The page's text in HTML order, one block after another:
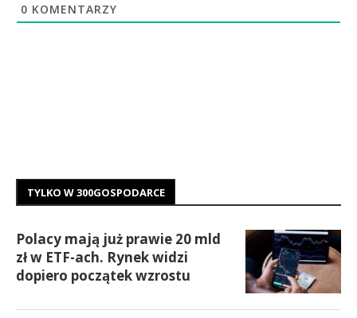
0 KOMENTARZY
TYLKO W 300GOSPODARCE
Polacy mają już prawie 20 mld
zł w ETF-ach. Rynek widzi
dopiero początek wzrostu